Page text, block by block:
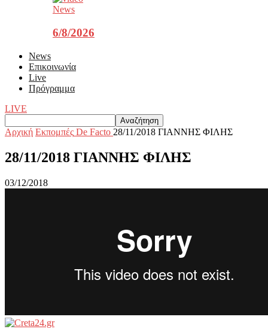
News
6/8/2026
News
Επικοινωνία
Live
Πρόγραμμα
LIVE
Αρχική Εκπομπές De Facto 28/11/2018 ΓΙΑΝΝΗΣ ΦΙΛΗΣ
28/11/2018 ΓΙΑΝΝΗΣ ΦΙΛΗΣ
03/12/2018